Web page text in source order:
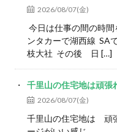
2026/08/07(金)
今日は仕事の間の時
ンタカーで湖西線 SA
枝大社 その後 日 […]
千里山の住宅地は頑張
2026/08/07(金)
千里山の住宅地は 頑